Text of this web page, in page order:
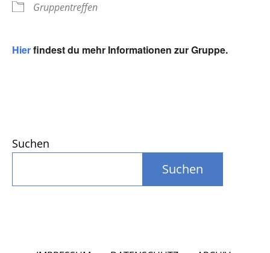
Gruppentreffen
Hierfindest du mehr Informationen zur Gruppe.
Suchen
Suchen